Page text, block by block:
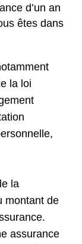
d’un an
êtes dans
la loi
la
montant de
assurance